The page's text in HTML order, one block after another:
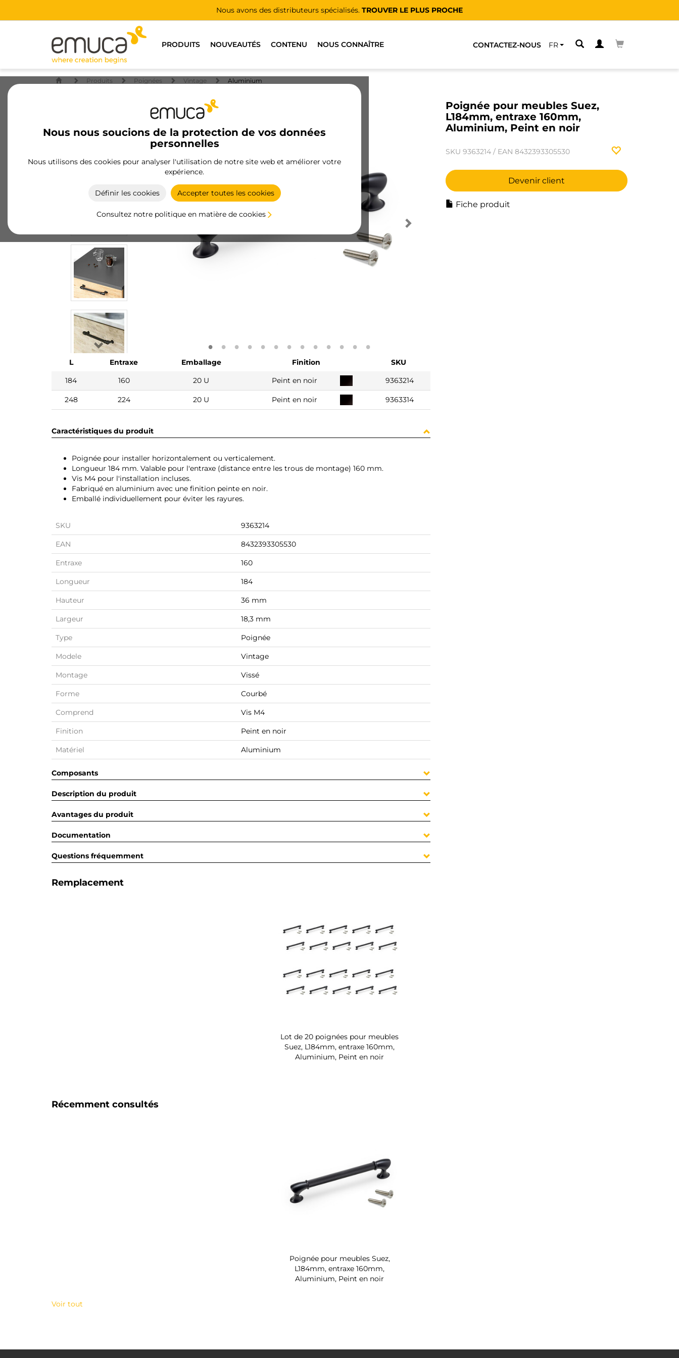
Nous avons des distributeurs spécialisés. TROUVER LE PLUS PROCHE
PRODUITS NOUVEAUTÉS CONTENU NOUS CONNAÎTRE CONTACTEZ-NOUS FR
Nous nous soucions de la protection de vos données
personnelles
Nous utilisons des cookies pour analyser l'utilisation de notre site web et améliorer votre
expérience.
Définir les cookies Accepter toutes les cookies
Consultez notre politique en matière de cookies
Produits Poignées Vintage Aluminium
Poignée pour meubles Suez,
L184mm, entraxe 160mm,
Aluminium, Peint en noir
SKU 9363214 / EAN 8432393305530
Devenir client
Fiche produit
L Entraxe Emballage Finition
SKU
184
160 20 U Peint en noir 9363214
248 224 20 U Peint en noir 9363314
Caractéristiques du produit
Poignée pour installer horizontalement ou verticalement.
Longueur 184 mm. Valable pour l'entraxe (distance entre les trous de montage) 160 mm.
Vis M4 pour l'installation incluses.
Fabriqué en aluminium avec une finition peinte en noir.
Emballé individuellement pour éviter les rayures.
SKU 9363214
EAN 8432393305530
Entraxe 160
Longueur 184
Hauteur 36 mm
Largeur 18,3 mm
Type Poignée
Modele Vintage
Montage Vissé
Forme Courbé
Comprend Vis M4
Finition Peint en noir
Matériel Aluminium
Composants
Description du produit
Avantages du produit
Documentation
Questions fréquemment
Remplacement
Lot de 20 poignées pour meubles
Suez, L184mm, entraxe 160mm,
Aluminium, Peint en noir
Récemment consultés
Poignée pour meubles Suez,
L184mm, entraxe 160mm,
Aluminium, Peint en noir
Voir tout